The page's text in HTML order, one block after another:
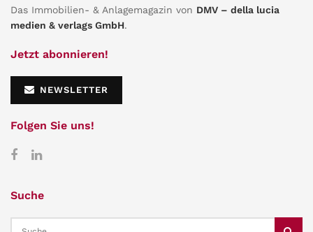
Das Immobilien- & Anlagemagazin von DMV – della lucia
medien & verlags GmbH.
Jetzt abonnieren!
NEWSLETTER
Folgen Sie uns!
Suche